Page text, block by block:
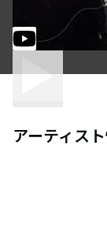
アーティス